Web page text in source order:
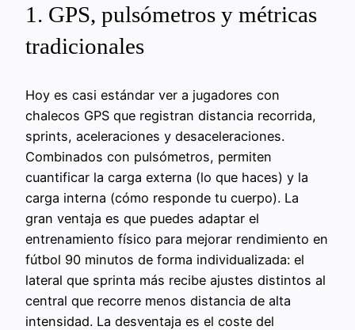
1. GPS, pulsómetros y métricas
tradicionales
Hoy es casi estándar ver a jugadores con
chalecos GPS que registran distancia recorrida,
sprints, aceleraciones y desaceleraciones.
Combinados con pulsómetros, permiten
cuantificar la carga externa (lo que haces) y la
carga interna (cómo responde tu cuerpo). La
gran ventaja es que puedes adaptar el
entrenamiento físico para mejorar rendimiento en
fútbol 90 minutos de forma individualizada: el
lateral que sprinta más recibe ajustes distintos al
central que recorre menos distancia de alta
intensidad. La desventaja es el coste del